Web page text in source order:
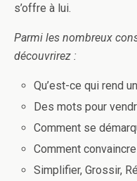
s’offre à lui.
Parmi les nombreux
découvrirez :
Qu’est-ce qui rend
Des mots pour
Comment se
Comment
Simplifier, Grossir,